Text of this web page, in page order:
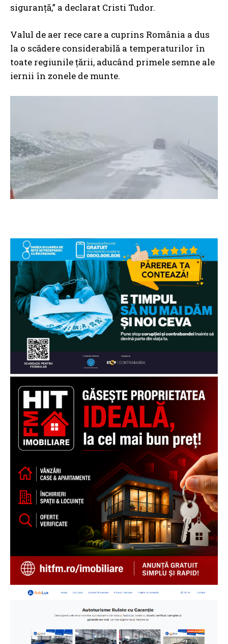
siguranță,” a declarat Cristi Tudor.
Valul de aer rece care a cuprins România a dus
la o scădere considerabilă a temperaturilor în
toate regiunile țării, aducând primele semne ale
iernii în zonele de munte.